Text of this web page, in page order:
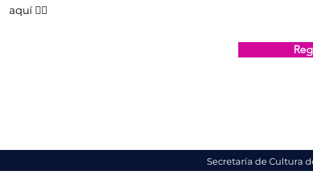
aquí 👇🏻
Secretaría de Cultura